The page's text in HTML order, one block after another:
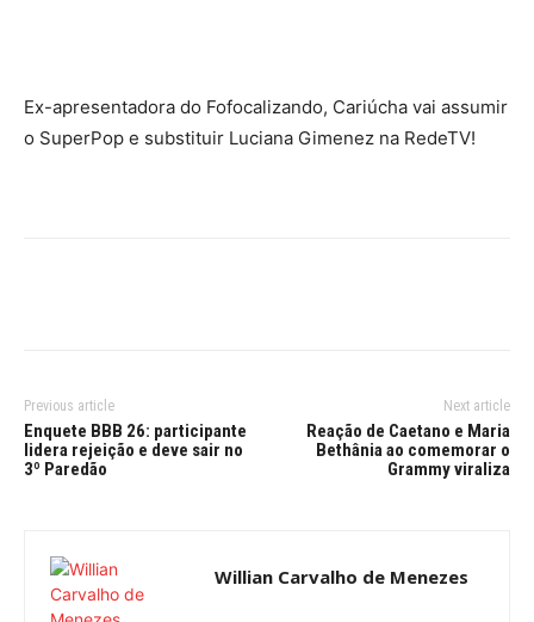
Ex-apresentadora do Fofocalizando, Cariúcha vai assumir
o SuperPop e substituir Luciana Gimenez na RedeTV!
Previous article
Enquete BBB 26: participante
lidera rejeição e deve sair no
3º Paredão
Next article
Reação de Caetano e Maria
Bethânia ao comemorar o
Grammy viraliza
Willian Carvalho de Menezes